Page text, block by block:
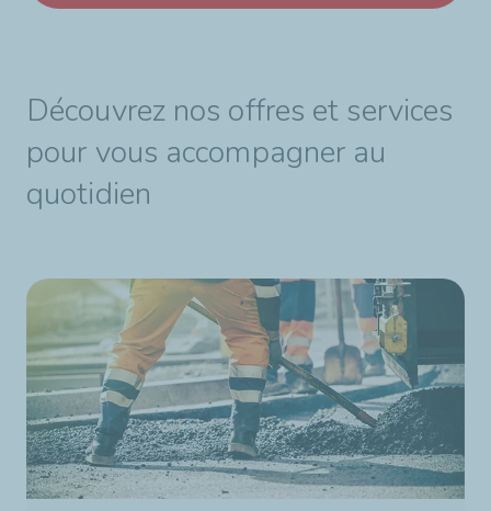
Découvrez nos offres et services
pour vous accompagner au
quotidien